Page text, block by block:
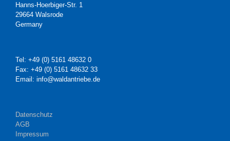
Hanns-Hoerbiger-Str. 1
29664 Walsrode
Germany
Tel: +49 (0) 5161 48632 0
Fax: +49 (0) 5161 48632 33
Email: info@waldantriebe.de
Datenschutz
AGB
Impressum